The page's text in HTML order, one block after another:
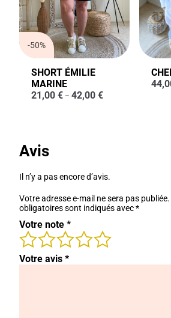
-50%
SHORT ÉMILIE
MARINE
21,00 € – 42,00 €
Avis
Il n’y a pas encore d’avis.
Votre adresse e-mail ne sera pas publiée.
obligatoires sont indiqués avec*
Votre note *
Votre avis *